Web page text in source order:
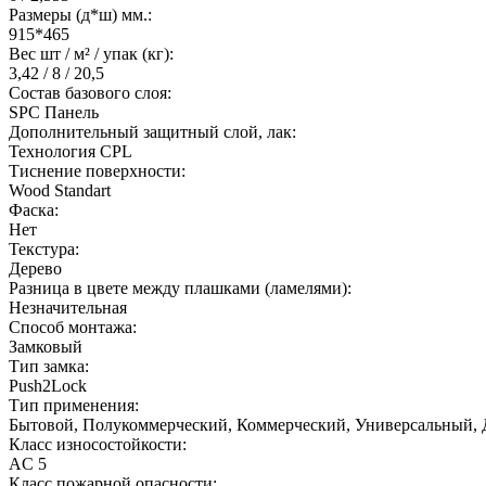
Размеры (д*ш) мм.:
915*465
Вес шт / м² / упак (кг):
3,42 / 8 / 20,5
Состав базового слоя:
SPC Панель
Дополнительный защитный слой, лак:
Технология CPL
Тиснение поверхности:
Wood Standart
Фаска:
Нет
Текстура:
Дерево
Разница в цвете между плашками (ламелями):
Незначительная
Способ монтажа:
Замковый
Тип замка:
Push2Lock
Тип применения:
Бытовой, Полукоммерческий, Коммерческий, Универсальный,
Класс износостойкости:
AC 5